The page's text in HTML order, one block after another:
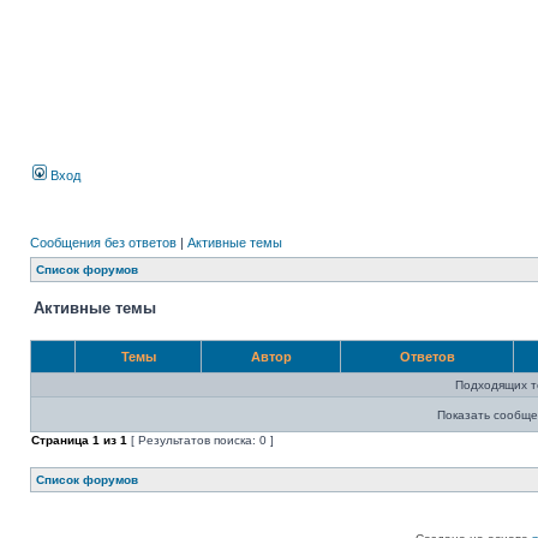
Вход
Сообщения без ответов | Активные темы
Список форумов
Активные темы
Темы Автор Ответов
Подходящих
Показать
Страница 1 из 1 [ Результатов поиска: 0 ]
Список форумов